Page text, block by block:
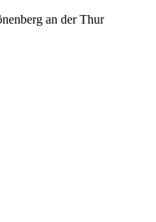
an der Thur